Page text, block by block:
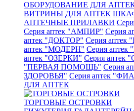
ОБОРУДОВАНИЕ ДЛЯ
ВИТРИНЫ ДЛЯ АПТЕК
АПТЕЧНЫЕ ПРИЛАВКИ
Серия аптек "АМПИР" Серия
аптек "ДОКТОР" Серия
аптек "МОДЕРН" Серия
аптек "ОЗЕРКИ" Серия аптек
"ПЕРВАЯ ПОМОЩЬ" Серия
ЗДОРОВЬЯ" Серия аптек
ДЛЯ АПТЕК
ТОРГОВЫЕ ОСТРОВКИ